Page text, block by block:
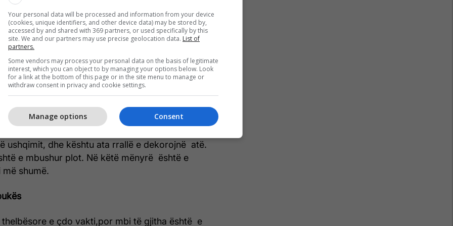
e metodave të tilla është se ushqimet mbajnë
e tyre. Gratë japoneze janë shumë të
duke u përpjekur fort për të mbajtur
munduar tepër stomakun, mëlçinë dhe
japoneze është të theksojë ngjyrën dhe
një ritual në Japoni. Ata hanë ngadalë, me copa
janë të vogla. Ata përpiqen të mbajnë shijen dhe
ushqimit, dhe kështu ata rrallë e dekorojnë atë.
e mbushur plot. Në këtë mënyrë është e
shumë.
e çdo vakti,por mbi të gjitha është e
Your personal data will be processed and information from your device
(cookies, unique identifiers, and other device data) may be stored by,
accessed by and shared with 369 partners, or used specifically by this
site. We and our partners may use precise geolocation data. List of
partners.
Some vendors may process your personal data on the basis of legitimate
interest, which you can object to by managing your options below. Look
for a link at the bottom of this page or in the site menu to manage or
withdraw consent in privacy and cookie settings.
Consent
Manage options